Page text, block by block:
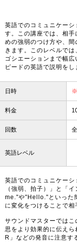
英語でのコミュニケー
す。この講座では、相
めの強弱のつけ方や、
きます。このレベルで
ゴシエーションまで幅
ピードの英語で説明をし
日時 ※
料金
回数
英語レベル
英語でのコミュニケー
（強弱、拍子）」と「
me."や"Hello."といった
に変化をつけることで相
サウンドマスターでは
思をより効果的に伝え
R」などの発音に注意す